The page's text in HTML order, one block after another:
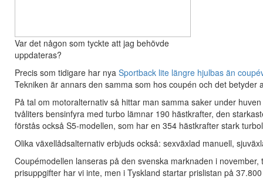
Var det någon som tyckte att jag behövde
uppdateras?
Precis som tidigare har nya Sportback lite längre hjulbas än
Tekniken är annars den samma som hos coupén och det
På tal om motoralternativ så hittar man samma saker under
tvåliters bensinfyra med turbo lämnar 190 hästkrafter, den
förstås också S5-modellen, som har en 354 hästkrafter stark
Olika växellådsalternativ erbjuds också: sexväxlad manuell,
Coupémodellen lanseras på den svenska marknaden i
prisuppgifter har vi inte, men i Tyskland startar prislistan på